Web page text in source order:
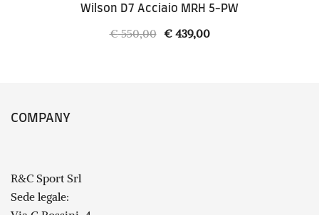
Wilson D7 Acciaio MRH 5-PW
€550,00 Il
€439,00Il
COMPANY
R&C Sport Srl
Sede legale: